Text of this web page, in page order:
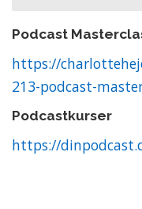
Podcast
https://
213-podcast-
Podcastkurser
https://